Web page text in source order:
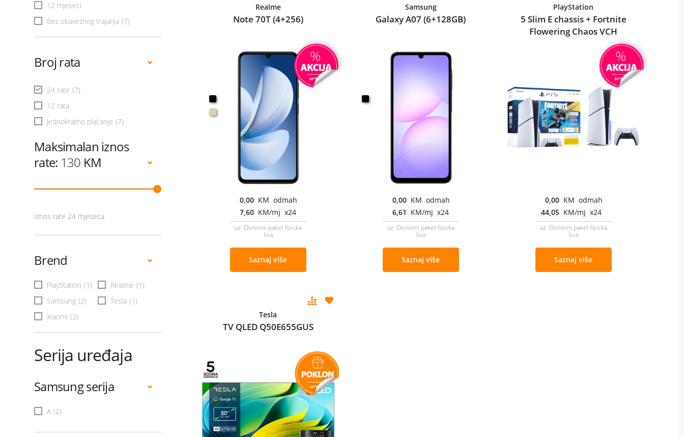
12 mjeseci
Bez obaveznog trajanja (7)
Broj rata
24 rate (7)
12 rata
Jednokratno plaćanje (7)
Maksimalan iznos
rate: 130 KM
Iznos rate 24 mjeseca
Brend
PlayStation (1) Realme (1)
Samsung (2) Tesla (1)
Xiaomi (2)
Serija uređaja
Samsung serija
A (2)
Realme
Note 70T (4+256)
0,00 KM odmah
7,60 KM/mj x24
uz Osnovni paket fizicka
lica
Saznaj više
Samsung
Galaxy A07 (6+128GB)
0,00 KM odmah
6,61 KM/mj x24
uz Osnovni paket fizicka
lica
Saznaj više
PlayStation
5 Slim E chassis + Fortnite
Flowering Chaos VCH
0,00 KM odmah
44,05 KM/mj x24
uz Osnovni paket fizicka
lica
Saznaj više
Tesla
TV QLED Q50E655GUS